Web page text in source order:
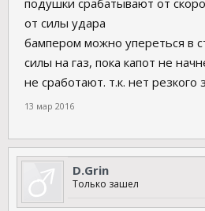
подушки срабатывают от
от силы удара
бампером можно упереться в
силы на газ, пока капот не
не сработают. т.к. нет резкого
13 мар 2016
D.Grin
Только зашел